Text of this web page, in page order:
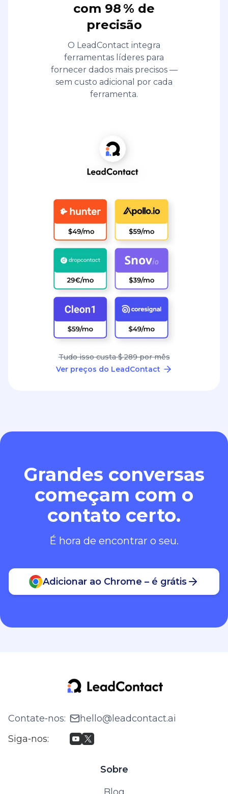
com 98 % de
precisão
O LeadContact integra
ferramentas líderes para
fornecer dados mais precisos —
sem custo adicional por cada
ferramenta.
Tudo isso custa $ 289 por mês
Ver preços do LeadContact
Grandes conversas
começam com o
contato certo.
É hora de encontrar o seu.
Adicionar ao Chrome – é grátis
Contate‑nos:
hello@leadcontact.ai
Siga‑nos:
Sobre